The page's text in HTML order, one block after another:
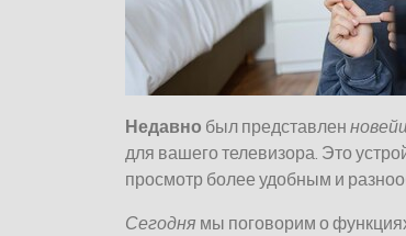
Недавно был представлен
для вашего телевизора. Это
просмотр более удобным и
Сегодня мы поговорим о